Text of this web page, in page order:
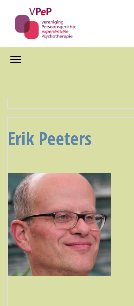
Erik Peeters